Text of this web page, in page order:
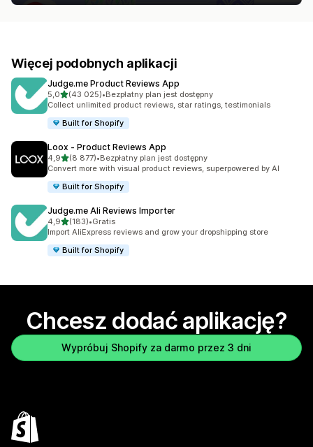
Więcej podobnych aplikacji
Judge.me Product Reviews App
5,0na 5 gwiazdek
(43 025)
Łączna liczba recenzji: 43025
•Bezpłatny plan jest dostępny
Collect unlimited product reviews, star ratings, testimonials
Built for Shopify
Loox ‑ Product Reviews App
4,9na 5 gwiazdek
(8 877)
Łączna liczba recenzji: 8877
•Bezpłatny plan jest dostępny
Convert more with visual product reviews, superpowered by AI
Built for Shopify
Judge.me Ali Reviews Importer
4,9na 5 gwiazdek
(183)
Łączna liczba recenzji: 183
•Gratis
Import AliExpress reviews and grow your dropshipping store
Built for Shopify
Chcesz dodać aplikację?
Wypróbuj Shopify za darmo przez 3 dni